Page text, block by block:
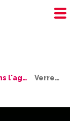
Dans l'agenda Verre-tige